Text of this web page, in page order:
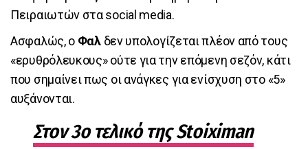
Πειραιωτών στα social media.
Ασφαλώς, ο Φαλ δεν υπολογίζεται πλέον από τους
«ερυθρόλευκους» ούτε για την επόμενη σεζόν, κάτι
που σημαίνει πως οι ανάγκες για ενίσχυση στο «5»
αυξάνονται.
Στον 3ο τελικό της Stoiximan